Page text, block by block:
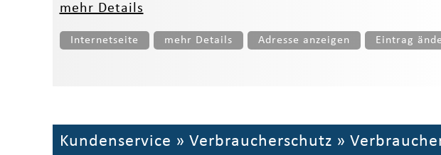
mehr Details
Internetseite mehr Details Adresse anzeigen Eintrag
Kundenservice » Verbraucherschutz »